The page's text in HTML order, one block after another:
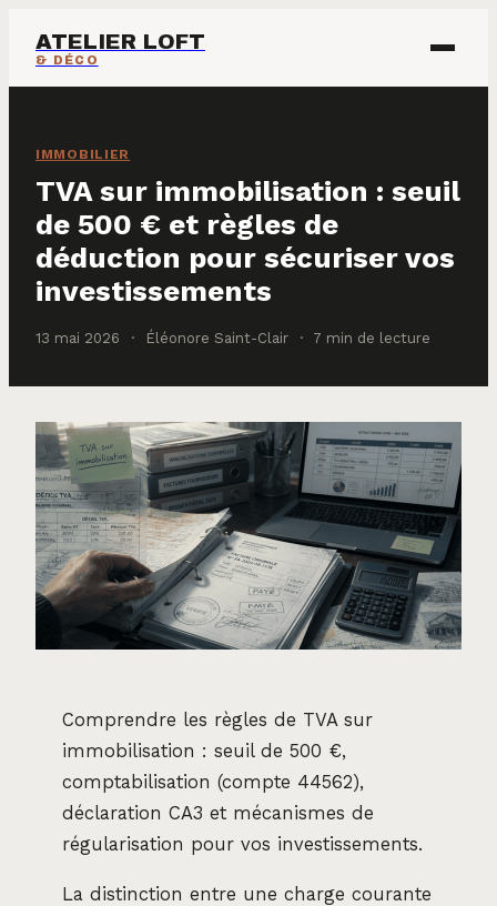
ATELIER LOFT
& DÉCO
IMMOBILIER
MAISON & DÉCO
IMMOBILIER
TVA sur immobilisation : seuil
de 500 € et règles de
déduction pour sécuriser vos
investissements
13 mai 2026 · Éléonore Saint-Clair · 7 min de lecture
Comprendre les règles de TVA sur
immobilisation : seuil de 500 €,
comptabilisation (compte 44562),
déclaration CA3 et mécanismes de
régularisation pour vos investissements.
La distinction entre une charge courante